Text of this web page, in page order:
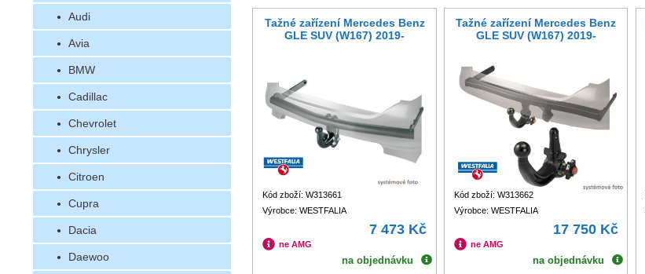
Audi
Avia
BMW
Cadillac
Chevrolet
Chrysler
Citroen
Cupra
Dacia
Daewoo
Tažné zařízení Mercedes Benz
GLE SUV (W167) 2019-
Kód zboží: W313661
Výrobce: WESTFALIA
7 473 Kč
ne AMG
na objednávku
Tažné zařízení Mercedes Benz
GLE SUV (W167) 2019-
Kód zboží: W313662
Výrobce: WESTFALIA
17 750 Kč
ne AMG
na objednávku